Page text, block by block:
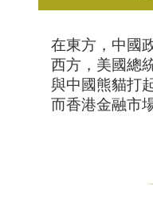
在東方，中國
西方，美國總
與中國熊貓打
而香港金融市